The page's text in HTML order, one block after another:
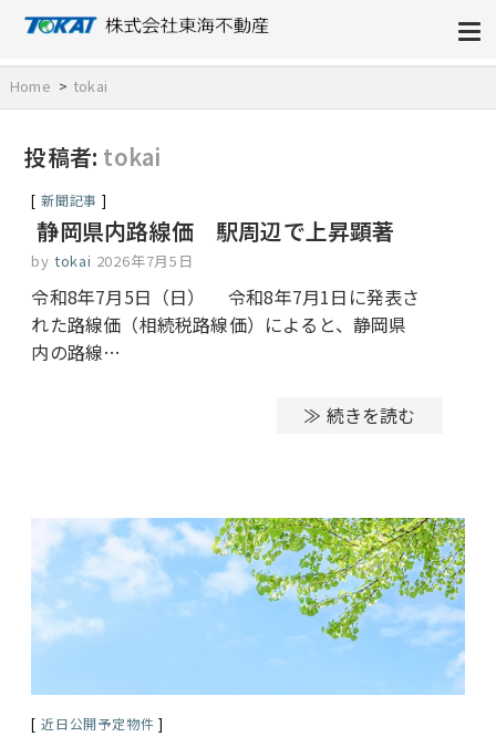
株式会社東海不動産
Home tokai
投稿者: tokai
新聞記事
静岡県内路線価 駅周辺で上昇顕著
by tokai 2026年7月5日
令和8年7月5日（日） 令和8年7月1日に発表さ
れた路線価（相続税路線価）によると、静岡県
内の路線…
≫ 続きを読む
近日公開予定物件